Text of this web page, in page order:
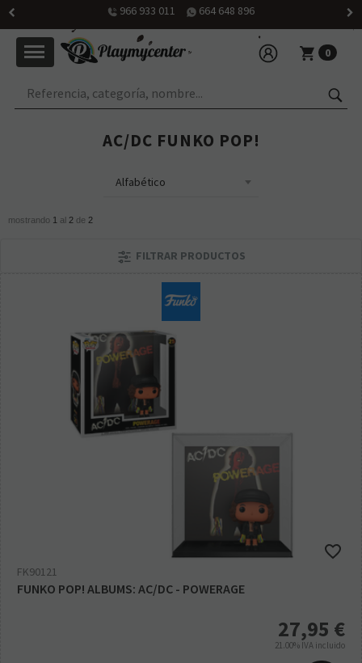
966 933 011 664 648 896
0
AC/DC FUNKO POP!
mostrando 1 al 2 de 2
FILTRAR PRODUCTOS
FK90121
FUNKO POP! ALBUMS: AC/DC - POWERAGE
27,95 €
21.00% IVA incluido